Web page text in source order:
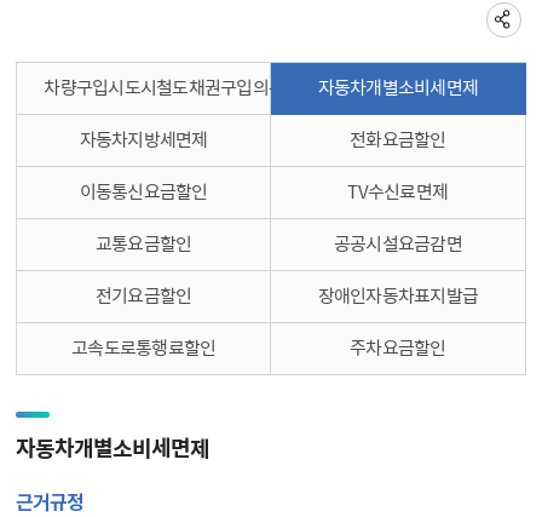
차량구입시도시철도채권구입의무면제 자동차개별소비세면제
자동차지방세면제
전화요금할인
이동통신요금할인
TV수신료면제
교통요금할인
공공시설요금감면
전기요금할인
장애인자동차표지발급
고속도로통행료할인
주차요금할인
자동차개별소비세면제
근거규정